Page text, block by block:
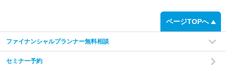
ページTOPへ
ファイナンシャルプランナー無料相談
セミナー予約